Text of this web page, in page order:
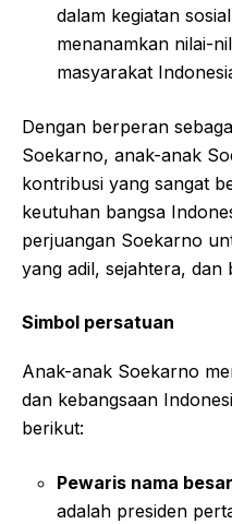
dalam kegiatan
menanamkan nilai-
masyarakat
Dengan berperan
Soekarno, anak-anak
kontribusi yang sangat
keutuhan bangsa
perjuangan Soekarno
yang adil, sejahtera, dan
Simbol persatuan
Anak-anak Soekarno
dan kebangsaan
berikut:
Pewaris nama
adalah presiden